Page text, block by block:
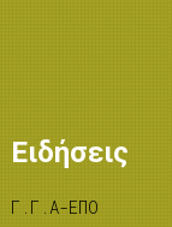
Ειδήσεις
Γ.Γ.Α-ΕΠΟ